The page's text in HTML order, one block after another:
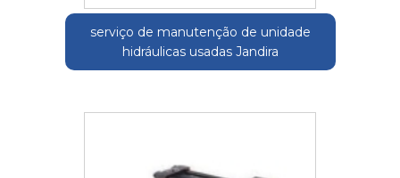
serviço de manutenção de unidade
hidráulicas usadas Jandira